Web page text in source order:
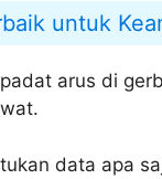
untuk
arus di
data apa